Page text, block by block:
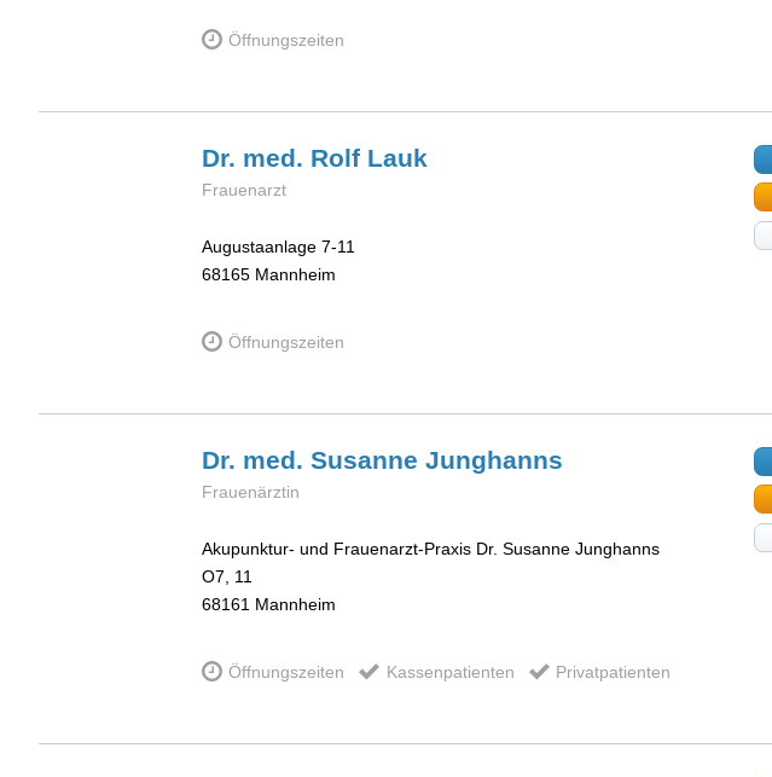
Öffnungszeiten
Dr. med. Rolf Lauk
Frauenarzt
Augustaanlage 7-11
68165 Mannheim
Öffnungszeiten
Dr. med. Susanne Junghanns
Frauenärztin
Akupunktur- und Frauenarzt-Praxis Dr. Susanne Junghanns
O7, 11
68161 Mannheim
Öffnungszeiten Kassenpatienten Privatpatienten